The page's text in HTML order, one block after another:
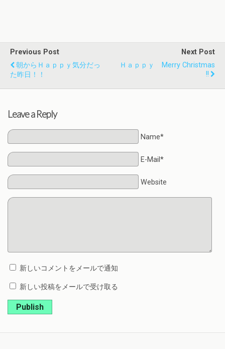
Previous Post
朝からＨａｐｐｙ気分だっ
た昨日！！
Next Post
Ｈａｐｐｙ Merry Christmas
!!
Leave a Reply
Name*
E-Mail*
Website
新しいコメントをメールで通知
新しい投稿をメールで受け取る
Publish